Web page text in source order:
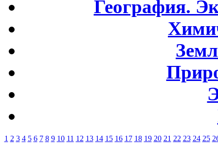
География.
1 2 3 4 5 6 7 8 9 10 11 12 13 14 15 16 17 18 19 20 21 22 23 24 25